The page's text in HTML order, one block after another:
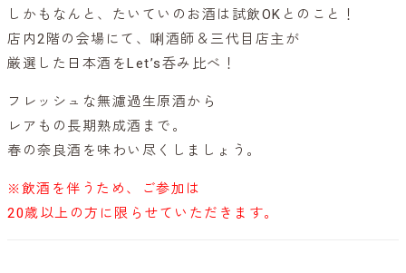
しかもなんと、たいていのお酒は試飲OKとのこと！
店内2階の会場にて、唎酒師＆三代目店主が
厳選した日本酒をLet’s呑み比べ！
フレッシュな無濾過生原酒から
レアもの長期熟成酒まで。
春の奈良酒を味わい尽くしましょう。
※飲酒を伴うため、ご参加は
20歳以上の方に限らせていただきます。